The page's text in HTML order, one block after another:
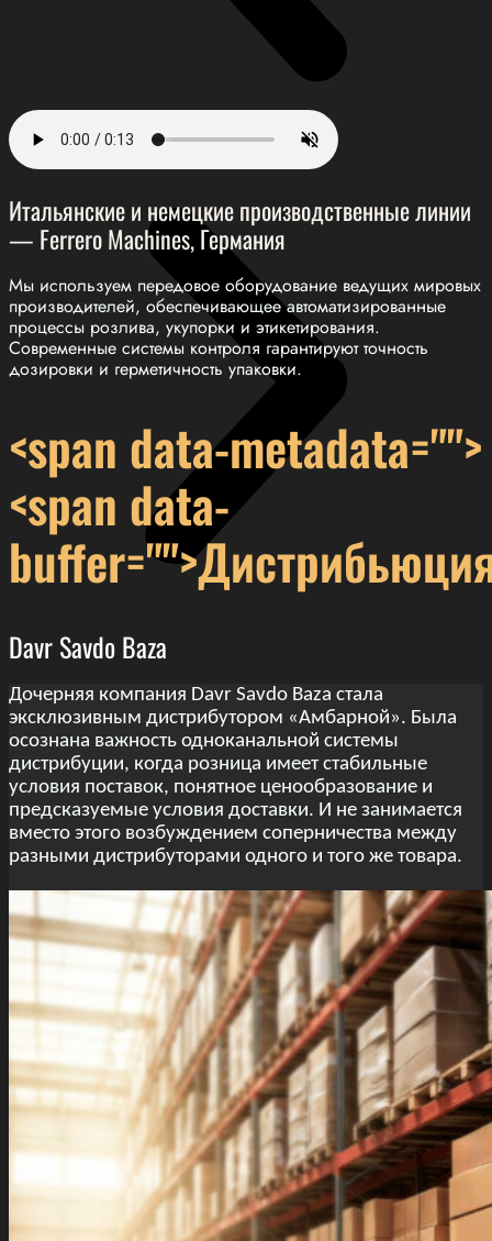
Итальянские и немецкие производственные линии
— Ferrero Machines, Германия
Мы используем передовое оборудование ведущих мировых
производителей, обеспечивающее автоматизированные
процессы розлива, укупорки и этикетирования.
Современные системы контроля гарантируют точность
дозировки и герметичность упаковки.
<span data-metadata="">
<span data-
buffer="">
Davr Savdo Baza
Дочерняя компания Davr Savdo Baza стала
эксклюзивным дистрибутором «Амбарной». Была
осознана важность одноканальной системы
дистрибуции, когда розница имеет стабильные
условия поставок, понятное ценообразование и
предсказуемые условия доставки. И не занимается
вместо этого возбуждением соперничества между
разными дистрибуторами одного и того же товара.